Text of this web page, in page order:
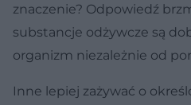
znaczenie? Odpowiedź
substancje odżywcze są
organizm niezależnie od
Inne lepiej zażywać o